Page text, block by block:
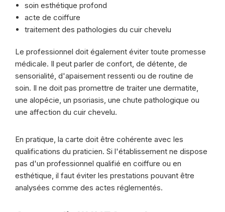
soin esthétique profond
acte de coiffure
traitement des pathologies du cuir chevelu
Le professionnel doit également éviter toute promesse
médicale. Il peut parler de confort, de détente, de
sensorialité, d'apaisement ressenti ou de routine de
soin. Il ne doit pas promettre de traiter une dermatite,
une alopécie, un psoriasis, une chute pathologique ou
une affection du cuir chevelu.
En pratique, la carte doit être cohérente avec les
qualifications du praticien. Si l'établissement ne dispose
pas d'un professionnel qualifié en coiffure ou en
esthétique, il faut éviter les prestations pouvant être
analysées comme des actes réglementés.